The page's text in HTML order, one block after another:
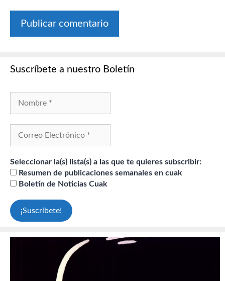
Suscríbete a nuestro Boletín
Seleccionar la(s) lista(s) a las que te quieres subscribir:
Resumen de publicaciones semanales en cuak
Boletín de Noticias Cuak